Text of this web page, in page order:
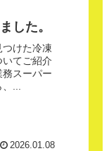
した。
けた冷凍
てご紹介
スーパー
...
2026.01.08